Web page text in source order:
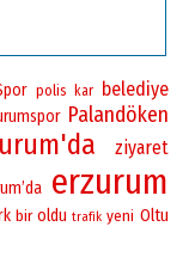
polis kar belediye
Palandöken
ziyaret
erzurum
bir oldu trafik yeni Oltu